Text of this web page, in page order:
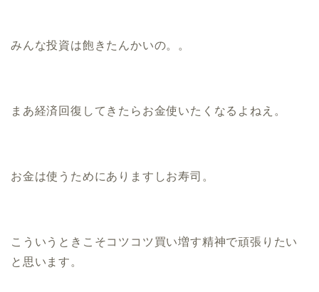
みんな投資は飽きたんかいの。。
まあ経済回復してきたらお金使いたくなるよねえ。
お金は使うためにありますしお寿司。
こういうときこそコツコツ買い増す精神で頑張りたい
と思います。